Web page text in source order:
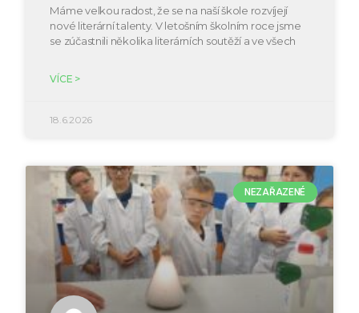
Máme velkou radost, že se na naší škole rozvíjejí
nové literární talenty. V letošním školním roce jsme
se zúčastnili několika literárních soutěží a ve všech
VÍCE >
18.6.2026
NEZAŘAZENÉ